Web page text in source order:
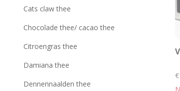
Cats claw thee
Chocolade thee/ cacao thee
Citroengras thee
Damiana thee
Dennennaalden thee